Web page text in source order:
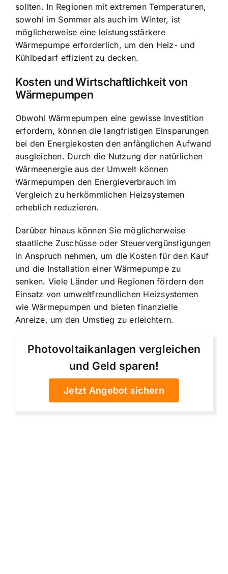
sollten. In Regionen mit extremen Temperaturen,
sowohl im Sommer als auch im Winter, ist
möglicherweise eine leistungsstärkere
Wärmepumpe erforderlich, um den Heiz- und
Kühlbedarf effizient zu decken.
Kosten und Wirtschaftlichkeit von
Wärmepumpen
Obwohl Wärmepumpen eine gewisse Investition
erfordern, können die langfristigen Einsparungen
bei den Energiekosten den anfänglichen Aufwand
ausgleichen. Durch die Nutzung der natürlichen
Wärmeenergie aus der Umwelt können
Wärmepumpen den Energieverbrauch im
Vergleich zu herkömmlichen Heizsystemen
erheblich reduzieren.
Darüber hinaus können Sie möglicherweise
staatliche Zuschüsse oder Steuervergünstigungen
in Anspruch nehmen, um die Kosten für den Kauf
und die Installation einer Wärmepumpe zu
senken. Viele Länder und Regionen fördern den
Einsatz von umweltfreundlichen Heizsystemen
wie Wärmepumpen und bieten finanzielle
Anreize, um den Umstieg zu erleichtern.
Photovoltaikanlagen vergleichen
und Geld sparen!
Jetzt Angebot sichern